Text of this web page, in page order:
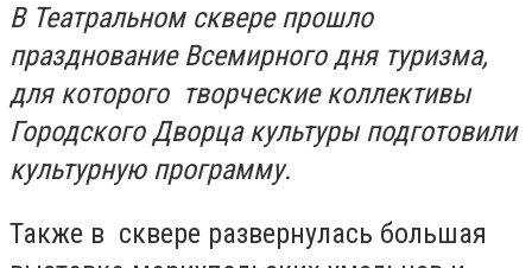
В Театральном сквере прошло
празднование Всемирного дня туризма,
для которого творческие коллективы
Городского Дворца культуры подготовили
культурную программу.
Также в сквере развернулась большая